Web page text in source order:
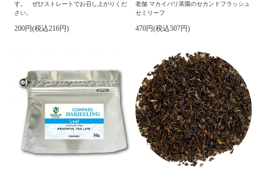
す。 ぜひストレートでお召し上がりくだ
さい。
200円(税込216円)
老舗 マカイバリ茶園のセカンドフラッシュ
セミリーフ
470円(税込507円)